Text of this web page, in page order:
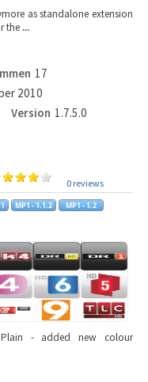
as standalone extension
the ...
17
2010
Version 1.7.5.0
0 reviews
Plain - added new colour